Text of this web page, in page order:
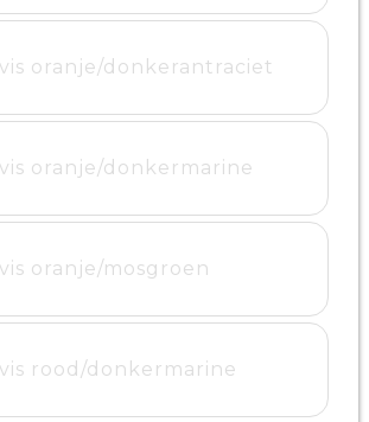
oranje/donkerantraciet
oranje/donkermarine
oranje/mosgroen
rood/donkermarine